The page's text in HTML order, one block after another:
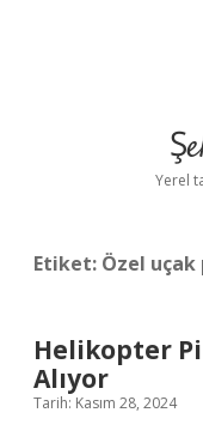
Yerel
Etiket: Özel uçak
Helikopter
Alıyor
Tarih: Kasım 28, 2024